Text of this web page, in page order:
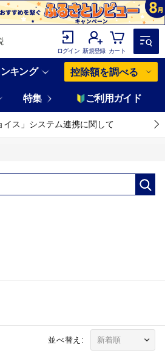
ログイン 新規登録 カート
キング 控除額を調べる
特集 ご利用ガイド
イス」システム連携に関して
並べ替え: